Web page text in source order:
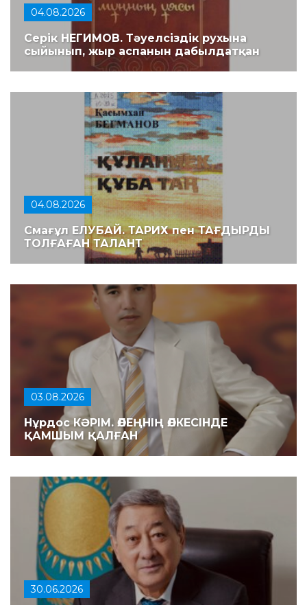
04.08.2026
Серік НЕГИМОВ. Тәуелсіздік рухына
сыйынып, жыр аспанын дабылдатқан
04.08.2026
Смағұл ЕЛУБАЙ. ТАРИХ пен ТАҒДЫРДЫ
ТОЛҒАҒАН ТАЛАНТ
03.08.2026
Нұрдос КӘРІМ. ӨЛЕҢНІҢ ӨЛКЕСІНДЕ
ҚАМШЫМ ҚАЛҒАН
30.06.2026